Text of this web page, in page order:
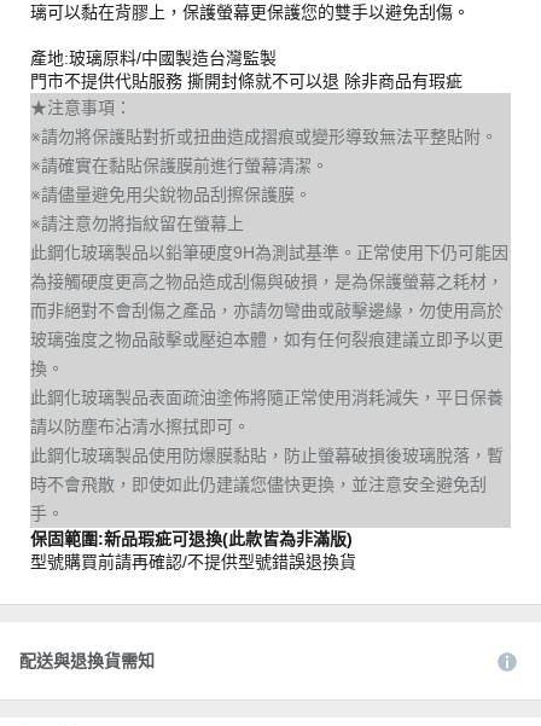
璃可以黏在背膠上，保護螢幕更保護您的雙手以避免刮傷。
產地:玻璃原料/中國製造台灣監製
門市不提供代貼服務 撕開封條就不可以退 除非商品有瑕疵
★注意事項：
※請勿將保護貼對折或扭曲造成摺痕或變形導致無法平整貼附。
※請確實在黏貼保護膜前進行螢幕清潔。
※請儘量避免用尖銳物品刮擦保護膜。
※請注意勿將指紋留在螢幕上
此鋼化玻璃製品以鉛筆硬度9H為測試基準。正常使用下仍可能因
為接觸硬度更高之物品造成刮傷與破損，是為保護螢幕之耗材，
而非絕對不會刮傷之產品，亦請勿彎曲或敲擊邊緣，勿使用高於
玻璃強度之物品敲擊或壓迫本體，如有任何裂痕建議立即予以更
換。
此鋼化玻璃製品表面疏油塗佈將隨正常使用消耗減失，平日保養
請以防塵布沾清水擦拭即可。
此鋼化玻璃製品使用防爆膜黏貼，防止螢幕破損後玻璃脫落，暫
時不會飛散，即使如此仍建議您儘快更換，並注意安全避免刮
手。
保固範圍:新品瑕疵可退換(此款皆為非滿版)
型號購買前請再確認/不提供型號錯誤退換貨
配送與退換貨需知